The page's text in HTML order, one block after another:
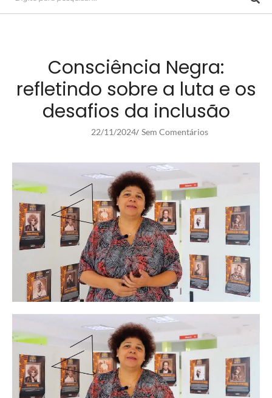
Consciência Negra:
refletindo sobre a luta e os
desafios da inclusão
22/11/2024/ Sem Comentários